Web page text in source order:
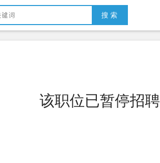
搜 索
该职位已暂停招聘